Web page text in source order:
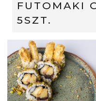
FUTOMAKI
5SZT.